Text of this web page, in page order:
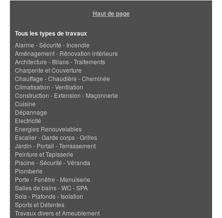
Haut de page
Tous les types de travaux
Alarme - Sécurité - Incendie
Aménagement - Rénovation intérieure
Architecture - Bilans - Traitements
Charpente et Couverture
Chauffage - Chaudière - Cheminée
Climatisation - Ventilation
Construction - Extension - Maçonnerie
Cuisine
Dépannage
Electricité
Energies Renouvelables
Escalier - Garde corps - Grilles
Jardin - Portail - Terrassement
Peinture et Tapisserie
Piscine - Sécurité - Véranda
Plomberie
Porte - Fenêtre - Menuiserie
Salles de bains - WC - SPA
Sols - Plafonds - Isolation
Sports et Détentes
Travaux divers et Ameublement